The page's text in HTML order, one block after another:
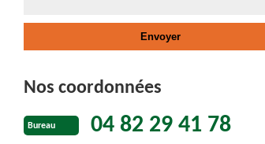
Nos coordonnées
Bureau 04 82 29 41 78